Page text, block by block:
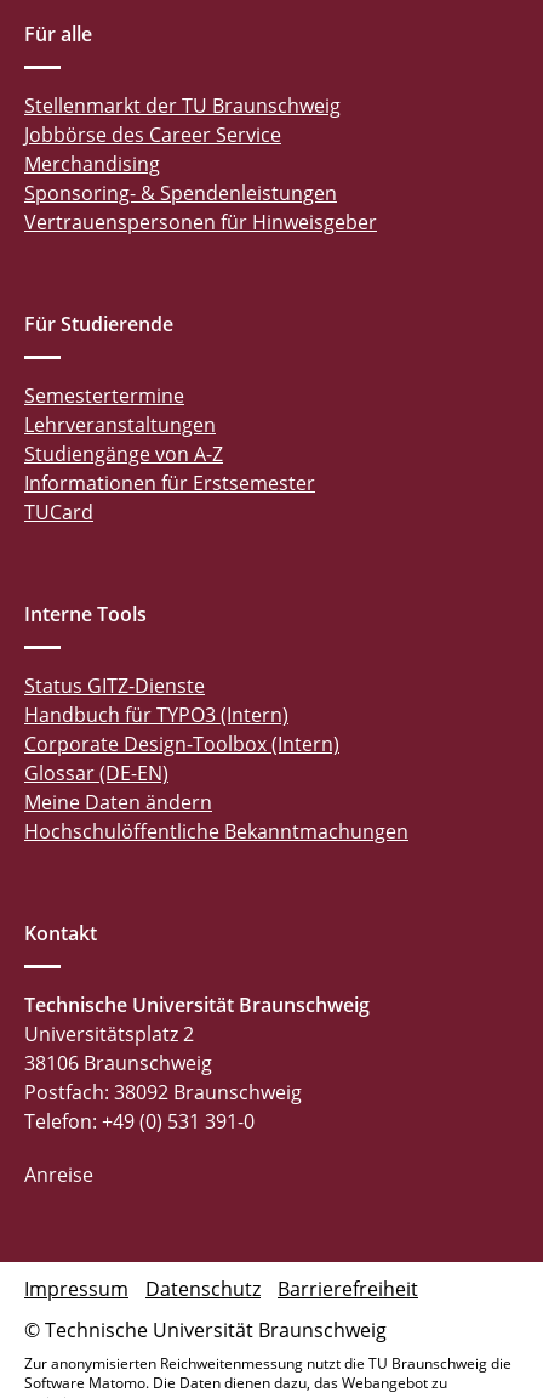
Für alle
Stellenmarkt der TU Braunschweig
Jobbörse des Career Service
Merchandising
Sponsoring- & Spendenleistungen
Vertrauenspersonen für Hinweisgeber
Für Studierende
Semestertermine
Lehrveranstaltungen
Studiengänge von A-Z
Informationen für Erstsemester
TUCard
Interne Tools
Status GITZ-Dienste
Handbuch für TYPO3 (Intern)
Corporate Design-Toolbox (Intern)
Glossar (DE-EN)
Meine Daten ändern
Hochschulöffentliche Bekanntmachungen
Kontakt
Technische Universität Braunschweig
Universitätsplatz 2
38106 Braunschweig
Postfach: 38092 Braunschweig
Telefon: +49 (0) 531 391-0
Anreise
© Technische Universität Braunschweig
Impressum Datenschutz Barrierefreiheit
Zur anonymisierten Reichweitenmessung nutzt die TU Braunschweig die
Software Matomo. Die Daten dienen dazu, das Webangebot zu